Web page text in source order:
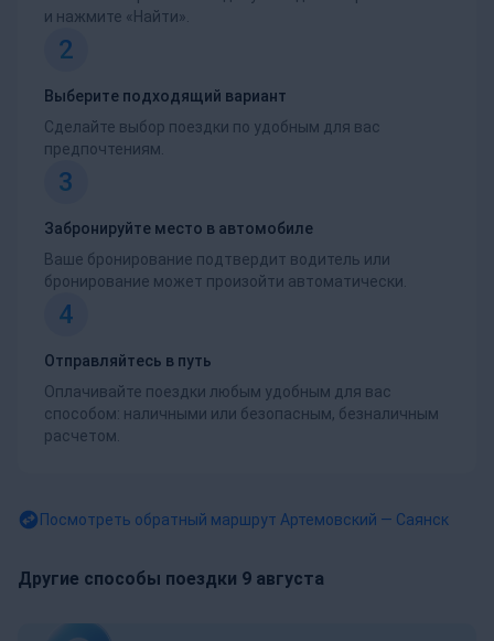
и нажмите «Найти».
2
Выберите подходящий вариант
Сделайте выбор поездки по удобным для вас
предпочтениям.
3
Забронируйте место в автомобиле
Ваше бронирование подтвердит водитель или
бронирование может произойти автоматически.
4
Отправляйтесь в путь
Оплачивайте поездки любым удобным для вас
способом: наличными или безопасным, безналичным
расчетом.
Посмотреть обратный маршрут Артемовский — Саянск
Другие способы поездки 9 августа